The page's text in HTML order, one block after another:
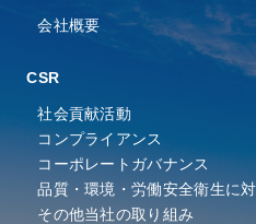
会社概要
CSR
社会貢献活動
コンプライアンス
コーポレートガバナンス
品質・環境・労働安全衛⽣に
その他当社の取り組み